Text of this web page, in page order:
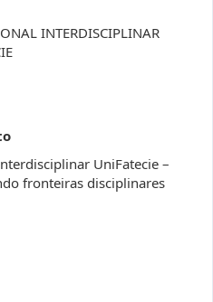
INTERDISCIPLINAR
UniFatecie –
fronteiras disciplinares